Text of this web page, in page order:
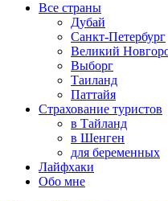
Все страны
Дубай
Санкт-Петербург
Великий
Выборг
Таиланд
Паттайя
Страхование туристов
в Тайланд
в Шенген
для беременных
Лайфхаки
Обо мне